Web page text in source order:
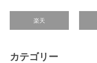
楽天
カテゴリー